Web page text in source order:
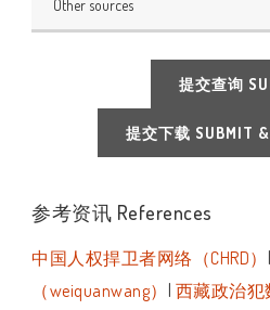
提交查询
提交下载 SUBMIT &
参考资讯 References
中国人权捍卫者网络（CHRD） |
（weiquanwang） | 西藏政治犯